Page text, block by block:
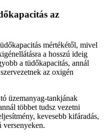
az
mértékétől, mivel
a hosszú ideig
a tüdőkapacitás, annál
az oxigén
üzemanyag-tankjának
többet tudsz vezetni
kevesebb kifáradás,
versenyeken.